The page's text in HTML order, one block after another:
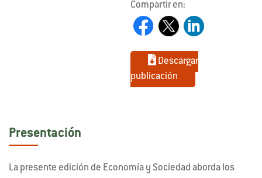
Compartir en:
Descargar
publicación
Presentación
La presente edición de Economía y Sociedad aborda los